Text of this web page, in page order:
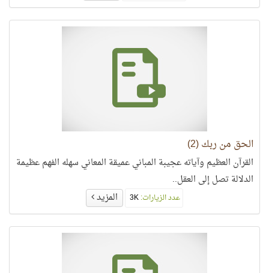
الحق من ربك (2)
القرآن العظيم وآياته عجيبة المباني عميقة المعاني سهله الفهم عظيمة
الدلالة تصل إلى العقل..
عدد الزيارات: المزيد